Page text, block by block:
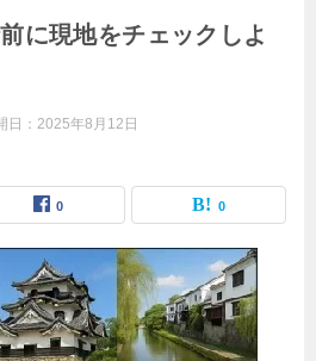
に現地をチェックしよ
日： 2025年8月12日
0 0